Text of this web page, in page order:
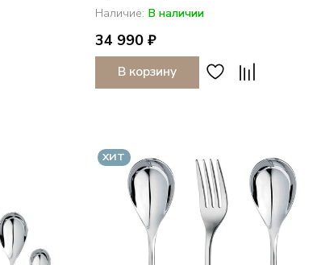
Наличие: В наличии
34 990 ₽
В корзину
ХИТ